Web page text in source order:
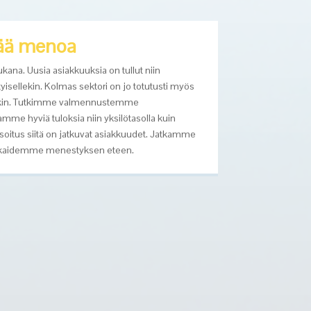
menoa
Uusia asiakkuuksia on tullut niin
Kolmas sektori on jo totutusti myös
Tutkimme valmennustemme
hyviä tuloksia niin yksilötasolla kuin
siitä on jatkuvat asiakkuudet. Jatkamme
menestyksen eteen.